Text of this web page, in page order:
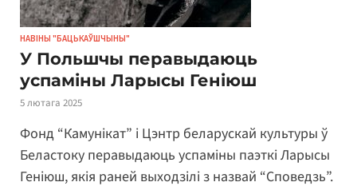
НАВІНЫ "БАЦЬКАЎШЧЫНЫ"
У Польшчы перавыдаюць
успаміны Ларысы Геніюш
5 лютага 2025
Фонд “Камунікат” і Цэнтр беларускай культуры ў
Беластоку перавыдаюць успаміны паэткі Ларысы
Геніюш, якія раней выходзілі з назвай “Споведзь”.